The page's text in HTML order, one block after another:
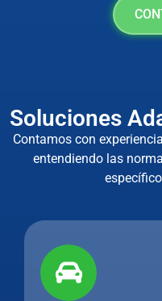
Soluciones
Contamos con
entendiendo las